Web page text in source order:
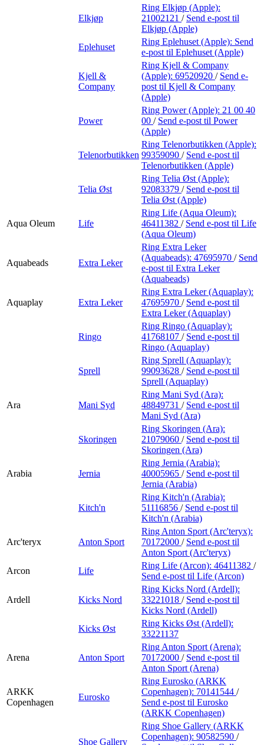
Elkjøp
Ring Elkjøp (Apple):
21002121 / Send e-post til
Elkjøp (Apple)
Eplehuset
Ring Eplehuset (Apple): Send
e-post til Eplehuset (Apple)
Kjell &
Company
Ring Kjell & Company
(Apple): 69520920 / Send e-
post til Kjell & Company
(Apple)
Power
Ring Power (Apple): 21 00 40
00 / Send e-post til Power
(Apple)
Telenorbutikken
Ring Telenorbutikken (Apple):
99359090 / Send e-post til
Telenorbutikken (Apple)
Telia Øst
Ring Telia Øst (Apple):
92083379 / Send e-post til
Telia Øst (Apple)
Aqua Oleum Life
Ring Life (Aqua Oleum):
46411382 / Send e-post til Life
(Aqua Oleum)
Aquabeads Extra Leker
Ring Extra Leker
(Aquabeads): 47695970 / Send
e-post til Extra Leker
(Aquabeads)
Aquaplay Extra Leker
Ring Extra Leker (Aquaplay):
47695970 / Send e-post til
Extra Leker (Aquaplay)
Ringo
Ring Ringo (Aquaplay):
41768107 / Send e-post til
Ringo (Aquaplay)
Sprell
Ring Sprell (Aquaplay):
99093628 / Send e-post til
Sprell (Aquaplay)
Ara Mani Syd
Ring Mani Syd (Ara):
48849731 / Send e-post til
Mani Syd (Ara)
Skoringen
Ring Skoringen (Ara):
21079060 / Send e-post til
Skoringen (Ara)
Arabia Jernia
Ring Jernia (Arabia):
40005965 / Send e-post til
Jernia (Arabia)
Kitch'n
Ring Kitch'n (Arabia):
51116856 / Send e-post til
Kitch'n (Arabia)
Arc'teryx Anton Sport
Ring Anton Sport (Arc'teryx):
70172000 / Send e-post til
Anton Sport (Arc'teryx)
Arcon
Life
Ring Life (Arcon): 46411382 /
Send e-post til Life (Arcon)
Ardell Kicks Nord
Ring Kicks Nord (Ardell):
33221018 / Send e-post til
Kicks Nord (Ardell)
Kicks Øst
Ring Kicks Øst (Ardell):
33221137
Arena Anton Sport
Ring Anton Sport (Arena):
70172000 / Send e-post til
Anton Sport (Arena)
ARKK
Copenhagen
Eurosko
Ring Eurosko (ARKK
Copenhagen): 70141544 /
Send e-post til Eurosko
(ARKK Copenhagen)
Shoe Gallery
Ring Shoe Gallery (ARKK
Copenhagen): 90582590 /